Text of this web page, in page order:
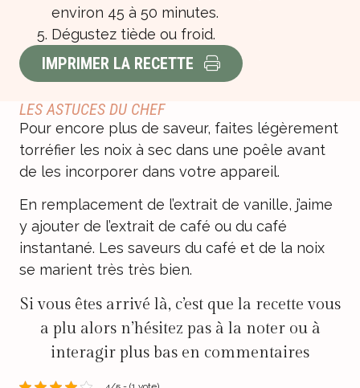
environ 45 à 50 minutes.
Dégustez tiède ou froid.
IMPRIMER LA RECETTE
LES ASTUCES DU CHEF
Pour encore plus de saveur, faites légèrement
torréfier les noix à sec dans une poêle avant
de les incorporer dans votre appareil.
En remplacement de l’extrait de vanille, j’aime
y ajouter de l’extrait de café ou du café
instantané. Les saveurs du café et de la noix
se marient très très bien.
Si vous êtes arrivé là, c’est que la recette vous
a plu alors n’hésitez pas à la noter ou à
interagir plus bas en commentaires